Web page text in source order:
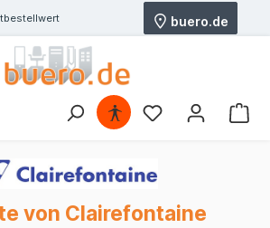
buero.de
von Clairefontaine